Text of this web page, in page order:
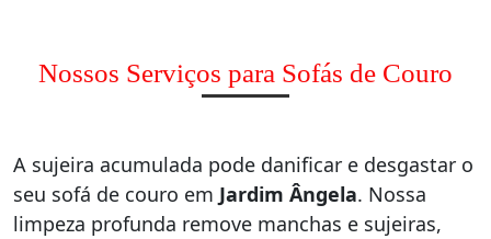
Nossos Serviços para Sofás de Couro
A sujeira acumulada pode danificar e desgastar o
seu sofá de couro em Jardim Ângela. Nossa
limpeza profunda remove manchas e sujeiras,